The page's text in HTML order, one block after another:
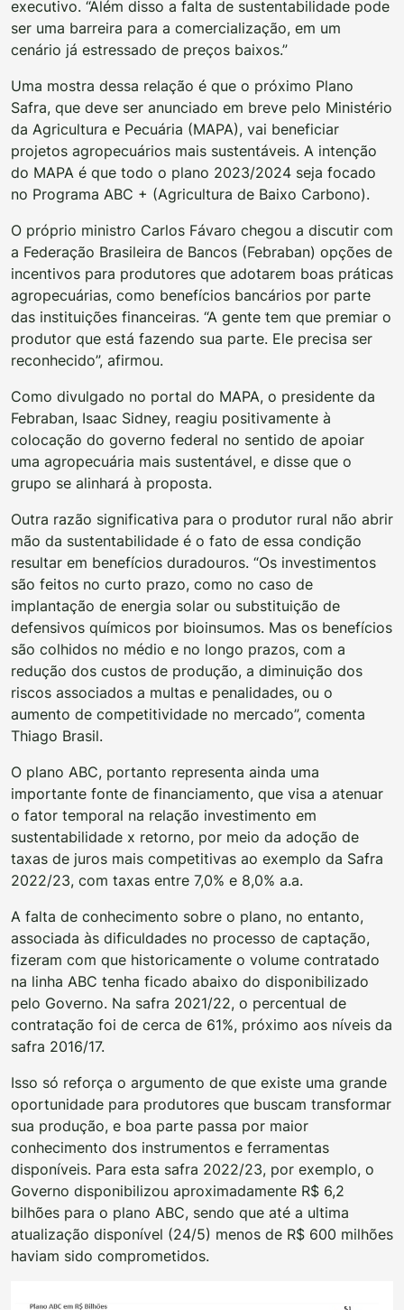
executivo. “Além disso a falta de sustentabilidade pode
ser uma barreira para a comercialização, em um
cenário já estressado de preços baixos.”
Uma mostra dessa relação é que o próximo Plano
Safra, que deve ser anunciado em breve pelo Ministério
da Agricultura e Pecuária (MAPA), vai beneficiar
projetos agropecuários mais sustentáveis. A intenção
do MAPA é que todo o plano 2023/2024 seja focado
no Programa ABC + (Agricultura de Baixo Carbono).
O próprio ministro Carlos Fávaro chegou a discutir com
a Federação Brasileira de Bancos (Febraban) opções de
incentivos para produtores que adotarem boas práticas
agropecuárias, como benefícios bancários por parte
das instituições financeiras. “A gente tem que premiar o
produtor que está fazendo sua parte. Ele precisa ser
reconhecido”, afirmou.
Como divulgado no portal do MAPA, o presidente da
Febraban, Isaac Sidney, reagiu positivamente à
colocação do governo federal no sentido de apoiar
uma agropecuária mais sustentável, e disse que o
grupo se alinhará à proposta.
Outra razão significativa para o produtor rural não abrir
mão da sustentabilidade é o fato de essa condição
resultar em benefícios duradouros. “Os investimentos
são feitos no curto prazo, como no caso de
implantação de energia solar ou substituição de
defensivos químicos por bioinsumos. Mas os benefícios
são colhidos no médio e no longo prazos, com a
redução dos custos de produção, a diminuição dos
riscos associados a multas e penalidades, ou o
aumento de competitividade no mercado”, comenta
Thiago Brasil.
O plano ABC, portanto representa ainda uma
importante fonte de financiamento, que visa a atenuar
o fator temporal na relação investimento em
sustentabilidade x retorno, por meio da adoção de
taxas de juros mais competitivas ao exemplo da Safra
2022/23, com taxas entre 7,0% e 8,0% a.a.
A falta de conhecimento sobre o plano, no entanto,
associada às dificuldades no processo de captação,
fizeram com que historicamente o volume contratado
na linha ABC tenha ficado abaixo do disponibilizado
pelo Governo. Na safra 2021/22, o percentual de
contratação foi de cerca de 61%, próximo aos níveis da
safra 2016/17.
Isso só reforça o argumento de que existe uma grande
oportunidade para produtores que buscam transformar
sua produção, e boa parte passa por maior
conhecimento dos instrumentos e ferramentas
disponíveis. Para esta safra 2022/23, por exemplo, o
Governo disponibilizou aproximadamente R$ 6,2
bilhões para o plano ABC, sendo que até a ultima
atualização disponível (24/5) menos de R$ 600 milhões
haviam sido comprometidos.